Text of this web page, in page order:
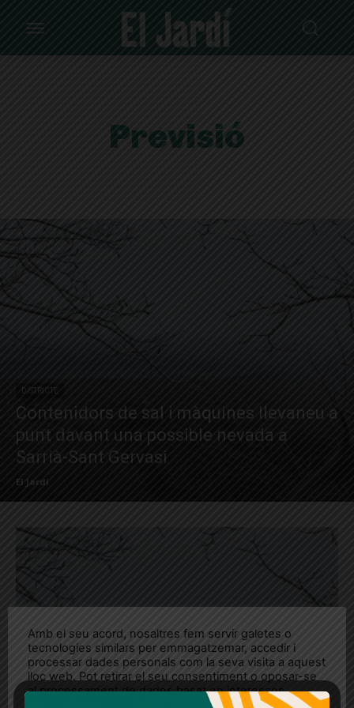
Previsió
DISTRICTE
Contenidors de sal i màquines llevaneu a
punt davant una possible nevada a
Sarrià-Sant Gervasi
El Jardí
Amb el seu acord, nosaltres fem servir galetes o
tecnologies similars per emmagatzemar, accedir i
processar dades personals com la seva visita a aquest
lloc web. Pot retirar el seu consentiment o oposar-se
al processament de dades basat en interessos
legítims en qualsevol moment fent clic a "Ajustos de